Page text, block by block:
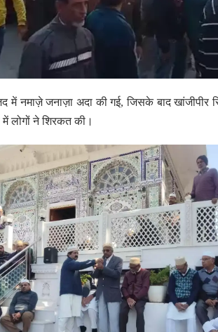
जनाज़ा अदा की गई, जिसके बाद खांजीपीर
लोगों ने शिरकत की।